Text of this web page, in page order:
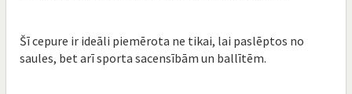
Šī cepure ir ideāli piemērota ne tikai, lai paslēptos no
saules, bet arī sporta sacensībām un ballītēm.